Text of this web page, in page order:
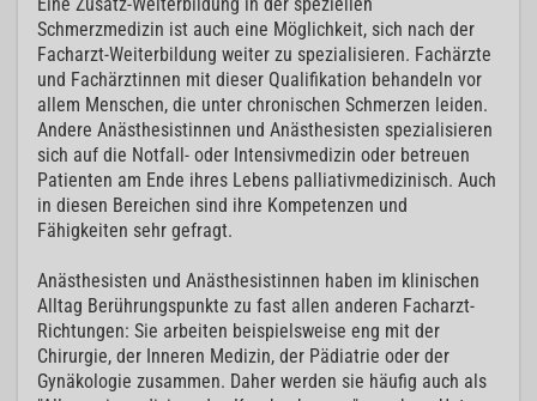
Eine Zusatz-Weiterbildung in der speziellen
Schmerzmedizin ist auch eine Möglichkeit, sich nach der
Facharzt-Weiterbildung weiter zu spezialisieren. Fachärzte
und Fachärztinnen mit dieser Qualifikation behandeln vor
allem Menschen, die unter chronischen Schmerzen leiden.
Andere Anästhesistinnen und Anästhesisten spezialisieren
sich auf die Notfall- oder Intensivmedizin oder betreuen
Patienten am Ende ihres Lebens palliativmedizinisch. Auch
in diesen Bereichen sind ihre Kompetenzen und
Fähigkeiten sehr gefragt.
Anästhesisten und Anästhesistinnen haben im klinischen
Alltag Berührungspunkte zu fast allen anderen Facharzt-
Richtungen: Sie arbeiten beispielsweise eng mit der
Chirurgie, der Inneren Medizin, der Pädiatrie oder der
Gynäkologie zusammen. Daher werden sie häufig auch als